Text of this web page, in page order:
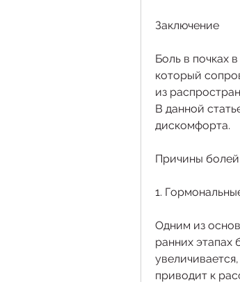
Заключение
Боль в почках
который
из
В данной
дискомфорта.
Причины болей
1.
Одним из
ранних этапах
приводит к